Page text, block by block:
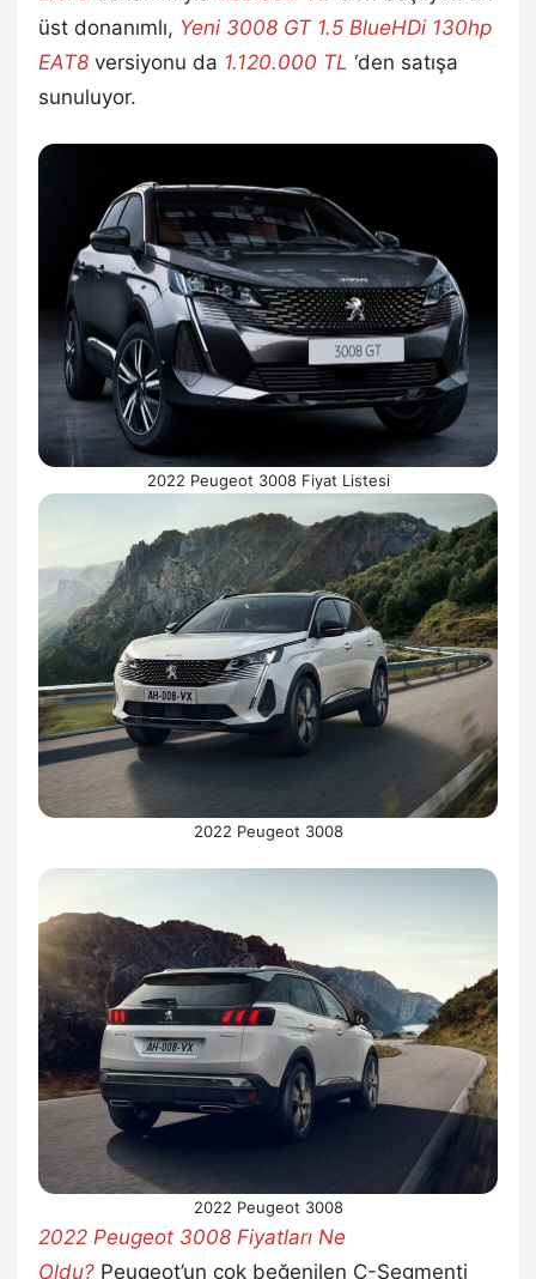
üst donanımlı, Yeni 3008 GT 1.5 BlueHDi 130hp
EAT8 versiyonu da 1.120.000 TL ‘den satışa
sunuluyor.
2022 Peugeot 3008 Fiyat Listesi
2022 Peugeot 3008
2022 Peugeot 3008
2022 Peugeot 3008 Fiyatları Ne
Oldu? Peugeot’un çok beğenilen C-Segmenti